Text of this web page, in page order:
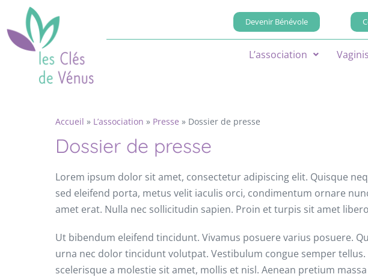
Devenir Bénévole
L’association
Accueil » L’association » Presse » Dossier de presse
Dossier de presse
Lorem ipsum dolor sit amet, consectetur adipiscing elit. Quisque
sed eleifend porta, metus velit iaculis orci, condimentum ornare
amet erat. Nulla nec sollicitudin sapien. Proin et turpis sit amet
Ut bibendum eleifend tincidunt. Vivamus posuere varius posuere.
urna nec dolor tincidunt volutpat. Vestibulum congue semper
scelerisque a molestie sit amet, mollis et nisl. Aenean pretium